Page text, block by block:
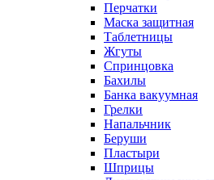
Перчатки
Маска защитная
Таблетницы
Жгуты
Спринцовка
Бахилы
Банка вакуумная
Грелки
Напальчник
Беруши
Пластыри
Шприцы